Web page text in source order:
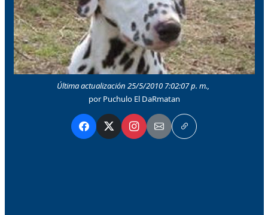
Última actualización 25/5/2010 7:02:07 p. m.,
por Puchulo El DaRmatan